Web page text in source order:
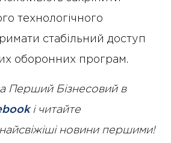
технологічного
стабільний доступ
оборонних програм.
Перший Бізнесовий в
і читайте
найсвіжіші новини першими!